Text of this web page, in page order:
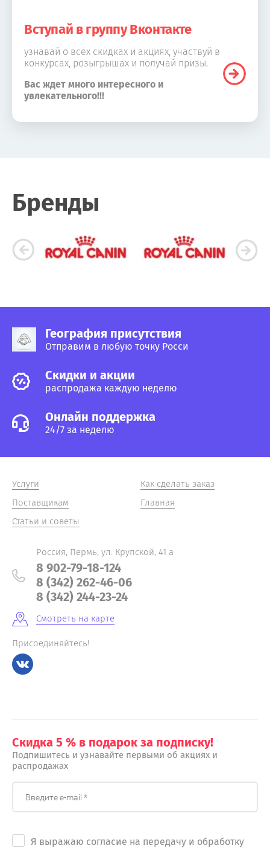
Вступай в группу Вконтакте
узнавай о всех скидках и акциях, участвуй в
конкурсах, розыгрышах и получай призы.
Вас ждет много интересного и
увлекательного!!!
Бренды
География присутствия
Отправим в любую точку Росси
Cкидки и акции
распродажа каждую неделю
Онлайн поддержка
24/7 за неделю
Услуги
Поставщикам
Статьи и советы
Как сделать заказ
Главная
Россия, Пермь, ул. Крупской, 41 а
8 902-79-18-124
8 (342) 262-46-06
8 (342) 244-23-24
Смотреть на карте
Присоединяйтесь!
Скидка 5 % в подарок за подписку!
Подпишитесь и узнавайте первыми об акциях и
распродажах
Я выражаю согласие на передачу и обработку